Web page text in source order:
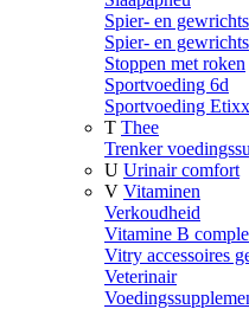
Spier- en
Spier- en
Stoppen met roken
Sportvoeding 6d
Sportvoeding Etixx
T Thee
Trenker
U Urinair comfort
V Vitaminen
Verkoudheid
Vitamine B
Vitry accessoires
Veterinair